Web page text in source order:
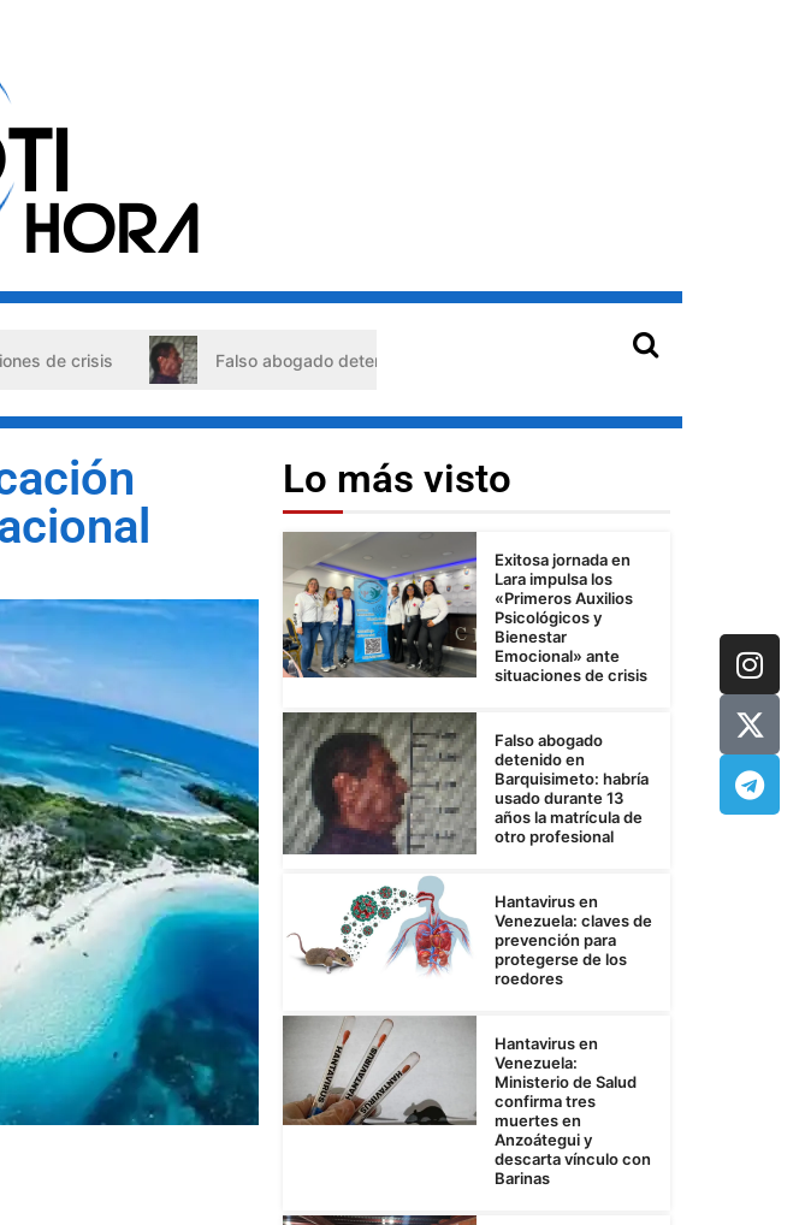
Falso abogado detenido en Barquisimeto: habría usado durante 13 años la matrícula
Lo más visto
Exitosa jornada en
Lara impulsa los
«Primeros Auxilios
Psicológicos y
Bienestar
Emocional» ante
situaciones de crisis
Falso abogado
detenido en
Barquisimeto: habría
usado durante 13
años la matrícula de
otro profesional
Hantavirus en
Venezuela: claves de
prevención para
protegerse de los
roedores
Hantavirus en
Venezuela:
Ministerio de Salud
confirma tres
muertes en
Anzoátegui y
descarta vínculo con
Barinas